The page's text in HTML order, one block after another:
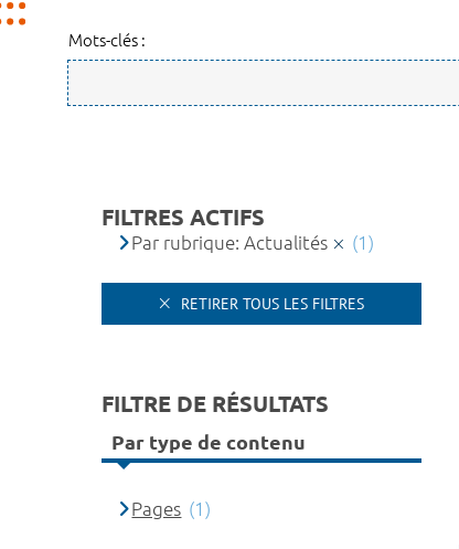
Mots-clés :
FILTRES ACTIFS
Par rubrique: Actualités (1)
RETIRER TOUS LES FILTRES
FILTRE DE RÉSULTATS
Par type de contenu
Pages (1)